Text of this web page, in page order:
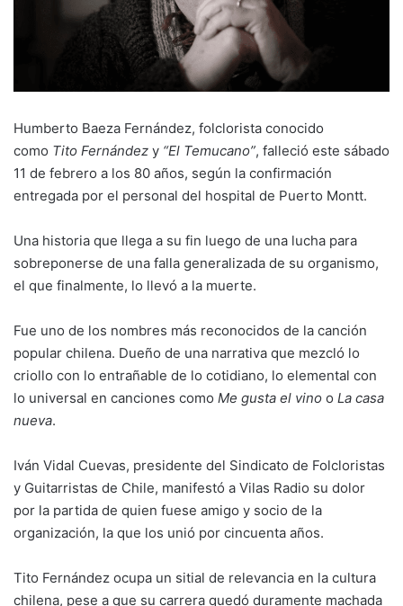
Humberto Baeza Fernández, folclorista conocido
como Tito Fernández y “El Temucano”, falleció este sábado
11 de febrero a los 80 años, según la confirmación
entregada por el personal del hospital de Puerto Montt.
Una historia que llega a su fin luego de una lucha para
sobreponerse de una falla generalizada de su organismo,
el que finalmente, lo llevó a la muerte.
Fue uno de los nombres más reconocidos de la canción
popular chilena. Dueño de una narrativa que mezcló lo
criollo con lo entrañable de lo cotidiano, lo elemental con
lo universal en canciones como Me gusta el vino o La casa
nueva.
Iván Vidal Cuevas, presidente del Sindicato de Folcloristas
y Guitarristas de Chile, manifestó a Vilas Radio su dolor
por la partida de quien fuese amigo y socio de la
organización, la que los unió por cincuenta años.
Tito Fernández ocupa un sitial de relevancia en la cultura
chilena, pese a que su carrera quedó duramente machada